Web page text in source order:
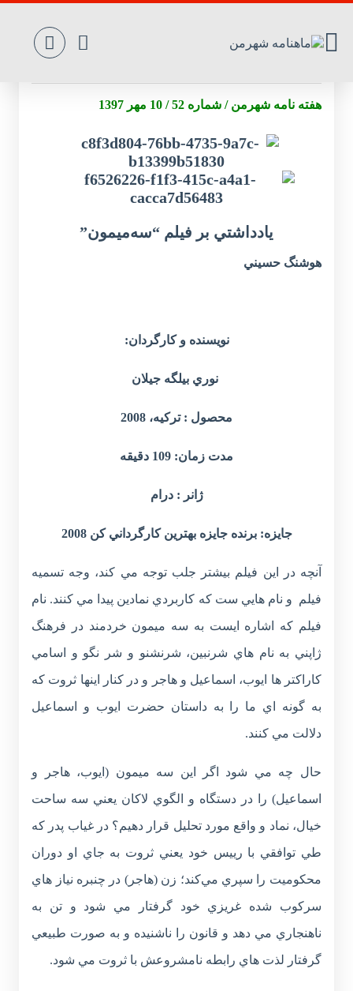
هفته نامه شهرمن / شماره 52 / 10 مهر 1397
يادداشتي ‌بر‌ فيلم‌ “سه‌ميمون”
هوشنگ حسيني
نويسنده و کارگردان:
نوري بيلگه جيلان
محصول : ترکيه، 2008
مدت زمان: 109 دقيقه
ژانر : درام
جايزه: برنده جايزه بهترين کارگرداني کن 2008
آنچه در اين فيلم بيشتر جلب توجه مي کند، وجه تسميه
فيلم و نام هايي ست که کاربردي نمادين پيدا مي کنند. نام
فيلم که اشاره ايست به سه ميمون خردمند در فرهنگ
ژاپني به نام هاي شرنبين، شرنشنو و شر نگو و اسامي
کاراکتر ها ايوب، اسماعيل و هاجر و در کنار اينها ثروت که
به گونه اي ما را به داستان حضرت ايوب و اسماعيل
دلالت مي کنند.
حال چه مي شود اگر اين سه ميمون (ايوب، هاجر و
اسماعيل) را در دستگاه و الگوي لاکان يعني سه ساحت
خيال، نماد و واقع مورد تحليل قرار دهيم؟ در غياب پدر که
طي توافقي با رييس خود يعني ثروت به جاي او دوران
محکوميت را سپري مي‌کند؛ زن (هاجر) در چنبره نياز هاي
سرکوب شده غريزي خود گرفتار مي شود و تن به
ناهنجاري مي دهد و قانون را ناشنيده و به صورت طبيعي
گرفتار لذت هاي رابطه نامشروعش با ثروت مي شود.